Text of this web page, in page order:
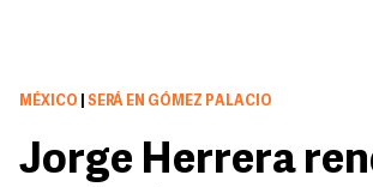
MÉXICO SERÁ EN GÓMEZ PALACIO
Jorge Herrera